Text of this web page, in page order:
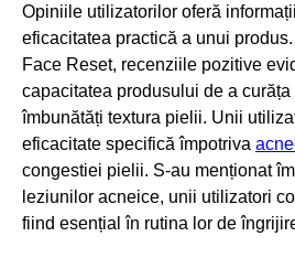
Opiniile utilizatorilor oferă
eficacitatea practică a unui
Face Reset, recenziile pozitive
capacitatea produsului de a
îmbunătăți textura pielii. Unii
eficacitate specifică împotriva
congestiei pielii. S-au menționat
leziunilor acneice, unii utilizatori
fiind esențial în rutina lor de